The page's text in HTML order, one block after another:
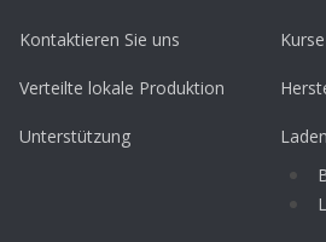
Raspberry Pi 4 wird gestellt
Kontaktieren Sie uns
Verteilte lokale Produktion
Unterstützung
Kurse
Laden